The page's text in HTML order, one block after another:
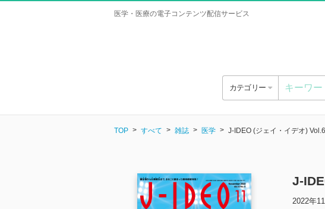
医学・医療の電子コンテンツ配信サービス
カテゴリー
TOP すべて 雑誌 医学 J-IDEO (ジェイ・イデオ)
J-
2022年